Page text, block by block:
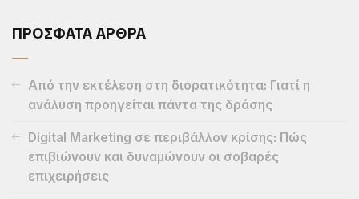
ΠΡΟΣΦΑΤΑ ΑΡΘΡΑ
Από την εκτέλεση στη διορατικότητα: Γιατί η
ανάλυση προηγείται πάντα της δράσης
Digital Marketing σε περιβάλλον κρίσης: Πώς
επιβιώνουν και δυναμώνουν οι σοβαρές
επιχειρήσεις